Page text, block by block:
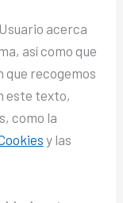
acerca
así como que
que recogemos
este texto,
como la
y las